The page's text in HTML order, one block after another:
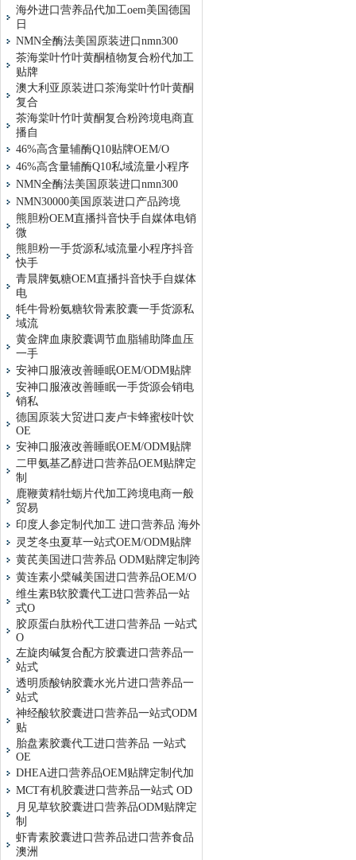
海外进口营养品代加工oem美国德国
日
NMN全酶法美国原装进口nmn300
茶海棠叶竹叶黄酮植物复合粉代加工
贴牌
澳大利亚原装进口茶海棠叶竹叶黄酮
复合
茶海棠叶竹叶黄酮复合粉跨境电商直
播自
46%高含量辅酶Q10贴牌OEM/O
46%高含量辅酶Q10私域流量小程序
NMN全酶法美国原装进口nmn300
NMN30000美国原装进口产品跨境
熊胆粉OEM直播抖音快手自媒体电销
微
熊胆粉一手货源私域流量小程序抖音
快手
青晨牌氨糖OEM直播抖音快手自媒体
电
牦牛骨粉氨糖软骨素胶囊一手货源私
域流
黄金牌血康胶囊调节血脂辅助降血压
一手
安神口服液改善睡眠OEM/ODM贴牌
安神口服液改善睡眠一手货源会销电
销私
德国原装大贸进口麦卢卡蜂蜜桉叶饮
OE
安神口服液改善睡眠OEM/ODM贴牌
二甲氨基乙醇进口营养品OEM贴牌定
制
鹿鞭黄精牡蛎片代加工跨境电商一般
贸易
印度人参定制代加工 进口营养品 海外
灵芝冬虫夏草一站式OEM/ODM贴牌
黄芪美国进口营养品 ODM贴牌定制跨
黄连素小檗碱美国进口营养品OEM/O
维生素B软胶囊代工进口营养品一站
式O
胶原蛋白肽粉代工进口营养品 一站式
O
左旋肉碱复合配方胶囊进口营养品一
站式
透明质酸钠胶囊水光片进口营养品一
站式
神经酸软胶囊进口营养品一站式ODM
贴
胎盘素胶囊代工进口营养品 一站式
OE
DHEA进口营养品OEM贴牌定制代加
MCT有机胶囊进口营养品一站式 OD
月见草软胶囊进口营养品ODM贴牌定
制
虾青素胶囊进口营养品进口营养食品
澳洲